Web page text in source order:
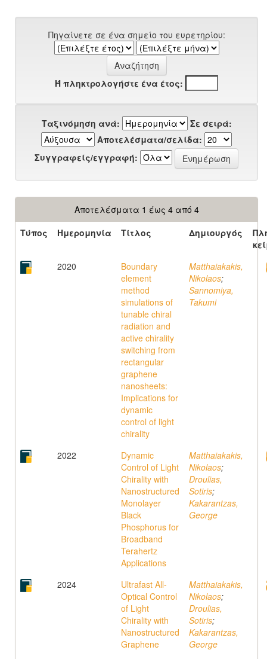
Πηγαίνετε σε ένα σημείο του ευρετηρίου:
Ή πληκτρολογήστε ένα έτος:
Ταξινόμηση ανά:
Σε σειρά:
Αποτελέσματα/σελίδα:
Συγγραφείς/εγγραφή:
Αποτελέσματα 1 έως 4 από 4
Τύπος
Ημερομηνία Τίτλος Δημιουργός
2020
Boundary
element
method
simulations of
tunable chiral
radiation and
active chirality
switching from
rectangular
graphene
nanosheets:
Implications for
dynamic
control of light
chirality
Matthaiakakis,
Nikolaos;
Sannomiya,
Takumi
2022
Dynamic
Control of Light
Chirality with
Nanostructured
Monolayer
Black
Phosphorus for
Broadband
Terahertz
Applications
Matthaiakakis,
Nikolaos;
Droulias,
Sotiris;
Kakarantzas,
George
2024
Ultrafast All‐
Optical Control
of Light
Chirality with
Nanostructured
Graphene
Matthaiakakis,
Nikolaos;
Droulias,
Sotiris;
Kakarantzas,
George